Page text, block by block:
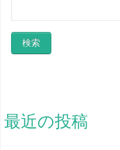
最近の投稿